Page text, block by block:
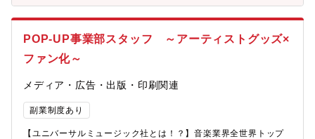
「D&I推進」に積極的。女性管理職や外国籍社員の登用も進めてい
ます。・研修制度・自己表現を尊重するカルチャーがあり、中途
でも早期に組織に溶け込める環境です。■グローバル展開に携われ
るチャンス・中国・ASEAN・米国など海外出店を拡大中です。・
語学や異文化マネジメントを活かして、海外事業の立ち上げに参
配、自己資本比率54%超と財務基盤が安定しています。・安定性
の上で、新業態開発やDX・ESGといった挑戦を後押しする社風で
す。
什器デザインなど※コレクションや新商品の発売に合わせて月1回
化のため募集をおこなっております。
POP-UP事業部スタッフ ～アーティストグッズ×
ファン化～
メディア・広告・出版・印刷関連
副業制度あり
【ユニバーサルミュージック社とは！？】音楽業界全世界トップ